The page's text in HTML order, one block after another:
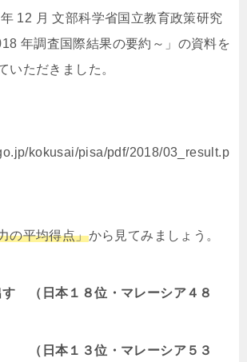
12 月 文部科学省国立教育政策研究
年調査国際結果の要約～」の資料を
いただきました。
kokusai/pisa/pdf/2018/03_result.p
の平均得点」から見てみましょう。
す （日本１８位・マレーシア４８
日本１３位・マレーシア５３